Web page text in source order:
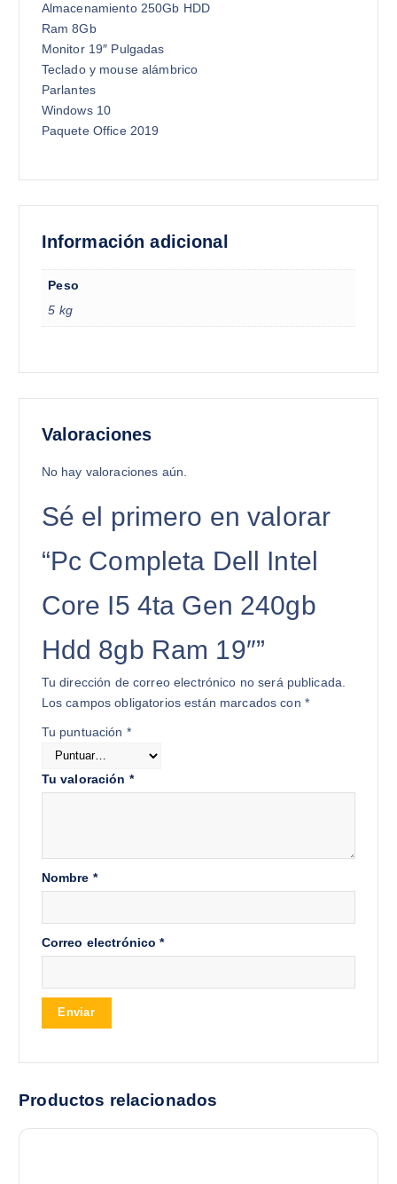
Almacenamiento 250Gb HDD
Ram 8Gb
Monitor 19″ Pulgadas
Teclado y mouse alámbrico
Parlantes
Windows 10
Paquete Office 2019
Información adicional
Peso
5 kg
Valoraciones
No hay valoraciones aún.
Sé el primero en valorar
“Pc Completa Dell Intel
Core I5 4ta Gen 240gb
Hdd 8gb Ram 19″”
Tu dirección de correo electrónico no será publicada.
Los campos obligatorios están marcados con *
Tu puntuación *
Tu valoración *
Nombre *
Correo electrónico*
Productos relacionados